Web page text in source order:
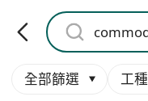
全部篩選 工種